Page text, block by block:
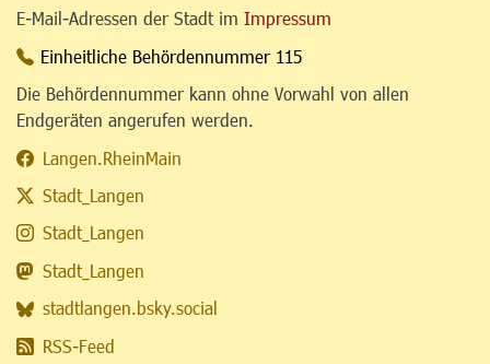
E-Mail-Adressen der Stadt im Impressum
Einheitliche Behördennummer 115
Die Behördennummer kann ohne Vorwahl von allen
Endgeräten angerufen werden.
Langen.RheinMain
Stadt_Langen
Stadt_Langen
Stadt_Langen
stadtlangen.bsky.social
RSS-Feed